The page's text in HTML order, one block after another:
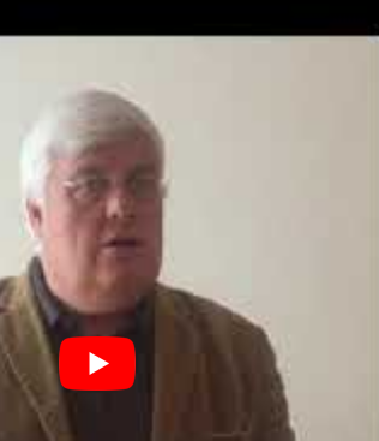
Lehrverträge in den Bereichen
für ArbeiterInnen des
– Fachfußpflegerin – medizinische
möglich?
der Drogisten in den Bereichen wie
erlaubt die Zulassung zu Studien